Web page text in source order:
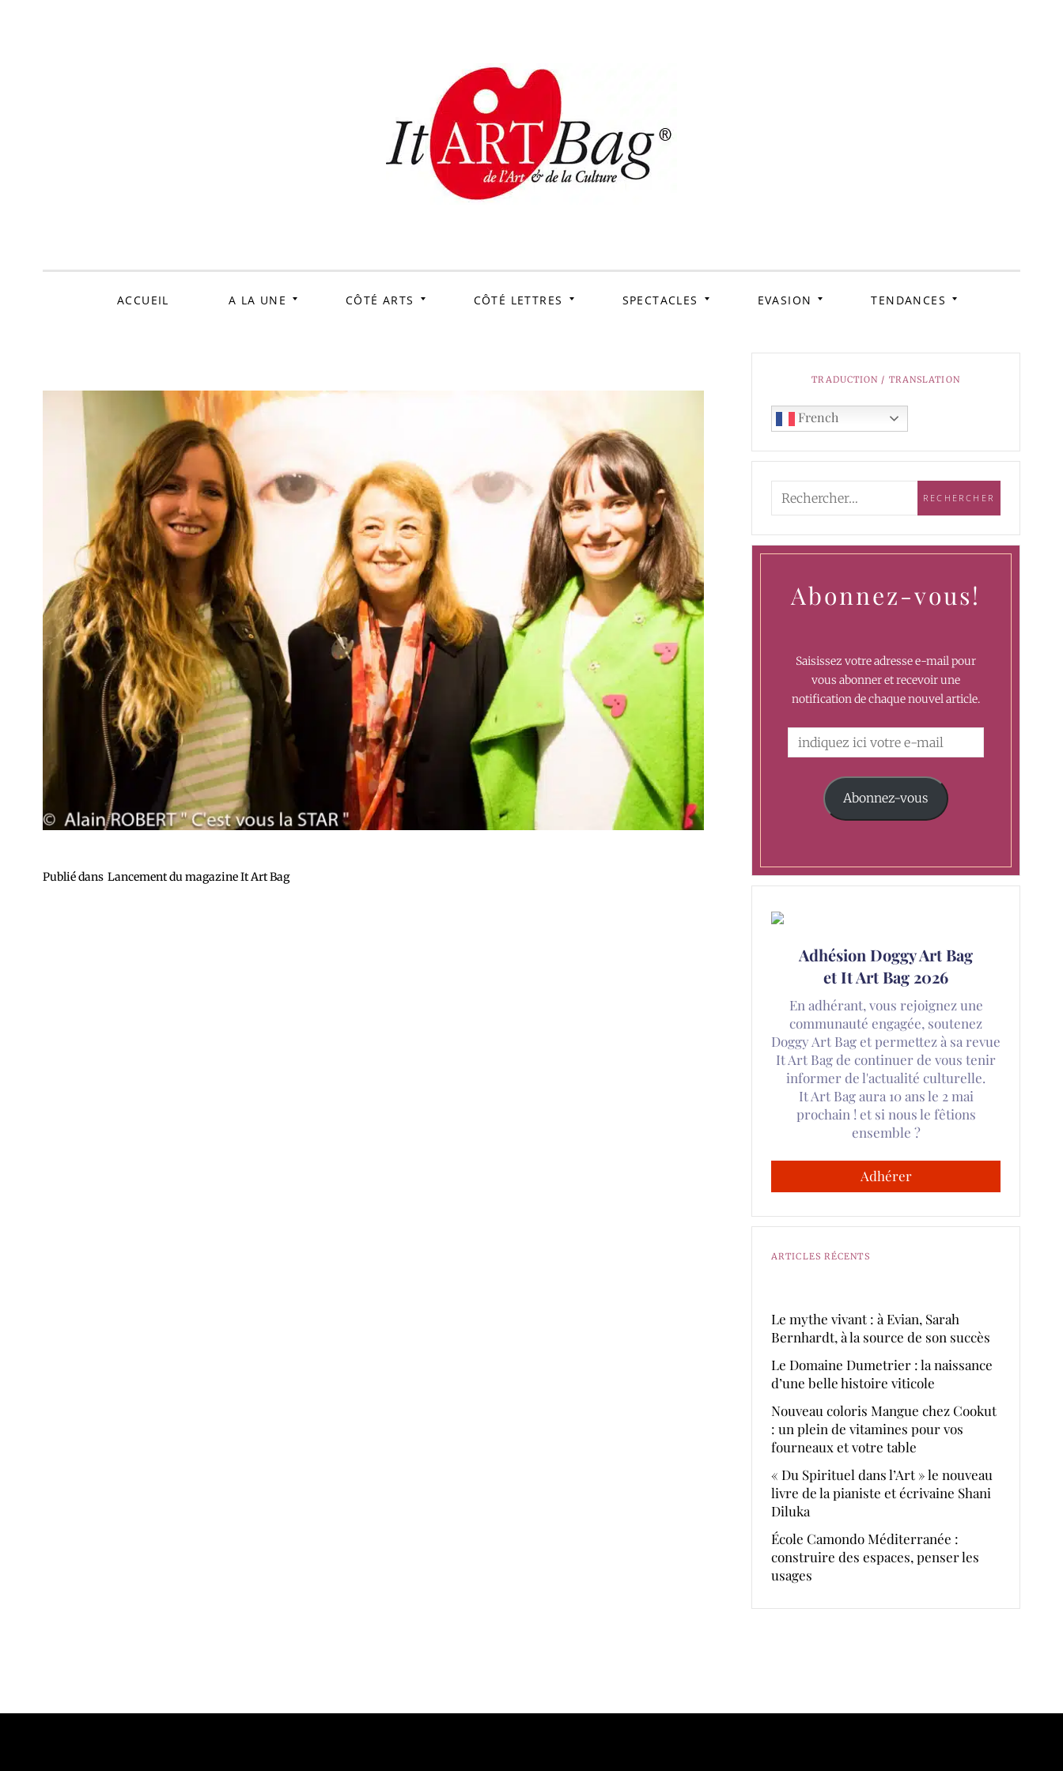
ItArtBag
ACCUEIL A LA UNE CÔTÉ ARTS CÔTÉ LETTRES SPECTACLES EVASION TENDANCES
Publié dans Lancement du magazine It Art Bag
TRADUCTION / TRANSLATION
French
Abonnez-vous!
Saisissez votre adresse e-mail pour
vous abonner et recevoir une
notification de chaque nouvel article.
Abonnez-vous
Adhésion Doggy Art Bag
et It Art Bag 2026
En adhérant, vous rejoignez une
communauté engagée, soutenez
Doggy Art Bag et permettez à sa revue
It Art Bag de continuer de vous tenir
informer de l'actualité culturelle.
It Art Bag aura 10 ans le 2 mai
prochain ! et si nous le fêtions
ensemble ?
Adhérer
ARTICLES RÉCENTS
Le mythe vivant : à Evian, Sarah
Bernhardt, à la source de son succès
Le Domaine Dumetrier : la naissance
d’une belle histoire viticole
Nouveau coloris Mangue chez Cookut
: un plein de vitamines pour vos
fourneaux et votre table
« Du Spirituel dans l’Art » le nouveau
livre de la pianiste et écrivaine Shani
Diluka
École Camondo Méditerranée :
construire des espaces, penser les
usages